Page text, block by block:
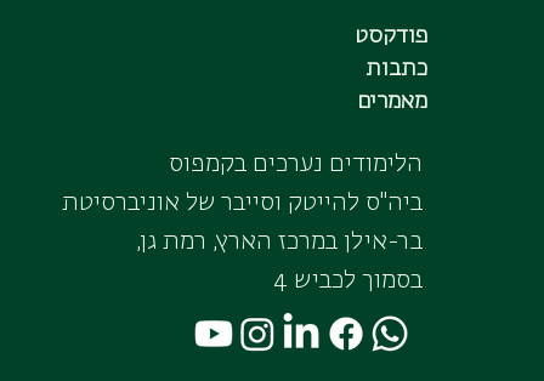
פודקסט
כתבות
מאמרים
הלימודים נערכים בקמפוס
ביה"ס להייטק וסייבר של אוניברסיטת
בר-אילן במרכז הארץ, רמת גן,
בסמוך לכביש 4